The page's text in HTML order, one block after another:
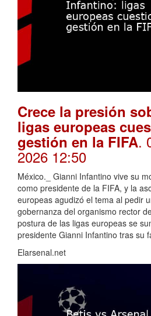
Crece la presión
ligas europeas
gestión en la FIFA.
2026 12:50
México._ Gianni Infantino vive su
como presidente de la FIFA, y la
europeas agudizó el tema al pedir
gobernanza del organismo rector
postura de las ligas europeas se
presidente Gianni Infantino tras su
Elarsenal.net